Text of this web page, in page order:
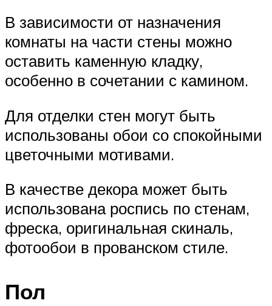
В зависимости от назначения
комнаты на части стены можно
оставить каменную кладку,
особенно в сочетании с камином.
Для отделки стен могут быть
использованы обои со спокойными
цветочными мотивами.
В качестве декора может быть
использована роспись по стенам,
фреска, оригинальная скиналь,
фотообои в прованском стиле.
Пол